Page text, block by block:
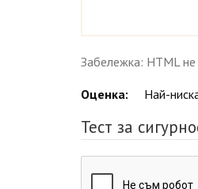
Забележка: HTML
Оценка: Най-
Тест за